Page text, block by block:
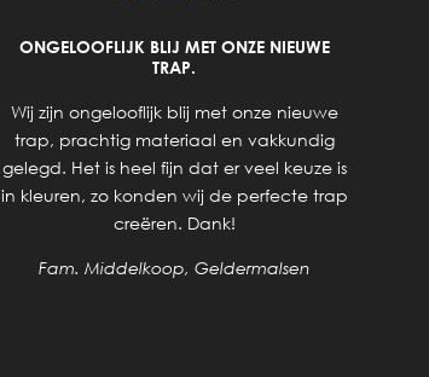
ONGELOOFLIJK BLIJ MET ONZE NIEUWE
TRAP.
Wij zijn ongelooflijk blij met onze nieuwe
trap, prachtig materiaal en vakkundig
gelegd. Het is heel fijn dat er veel keuze is
in kleuren, zo konden wij de perfecte trap
creëren. Dank!
Fam. Middelkoop, Geldermalsen